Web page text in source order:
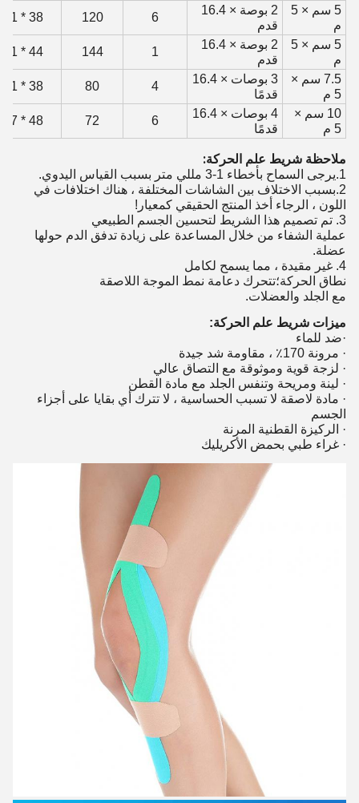
5 سم × 5
م
2 بوصة × 16.4
قدم
6
120
38 * 31 * 34
5 سم × 5
م
2 بوصة × 16.4
قدم
1
144
44 * 31 * 33
7.5 سم ×
5 م
3 بوصات × 16.4
قدمًا
4
80
38 * 31 * 34
10 سم ×
5 م
4 بوصات × 16.4
قدمًا
6
72
48 * 37 * 39
ملاحظة شريط علم الحركة:
1.يرجى السماح بأخطاء 1-3 مللي متر بسبب القياس اليدوي.
2.بسبب الاختلاف بين الشاشات المختلفة ، هناك اختلافات في
اللون ، الرجاء أخذ المنتج الحقيقي كمعيار!
3. تم تصميم هذا الشريط لتحسين الجسم الطبيعي
عملية الشفاء من خلال المساعدة على زيادة تدفق الدم حولها
عضلة.
4. غير مقيدة ، مما يسمح لكامل
نطاق الحركة؛تتحرك دعامة نمط الموجة اللاصقة
مع الجلد والعضلات.
ميزات شريط علم الحركة:
·ضد للماء
· مرونة 170٪ ، مقاومة شد جيدة
· لزجة قوية وموثوقة مع التصاق عالي
· لينة ومريحة وتنفس الجلد مع مادة القطن
· مادة لاصقة لا تسبب الحساسية ، لا تترك أي بقايا على أجزاء
الجسم
· الركيزة القطنية المرنة
· غراء طبي بحمض الأكريليك